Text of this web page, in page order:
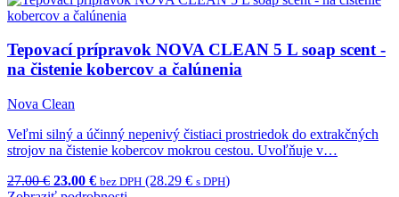
Tepovací prípravok NOVA CLEAN 5 L soap scent -
na čistenie kobercov a čalúnenia
Nova Clean
Veľmi silný a účinný nepenivý čistiaci prostriedok do extrakčných
strojov na čistenie kobercov mokrou cestou. Uvoľňuje v…
27.00 € 23.00 € bez DPH (28.29 € s DPH)